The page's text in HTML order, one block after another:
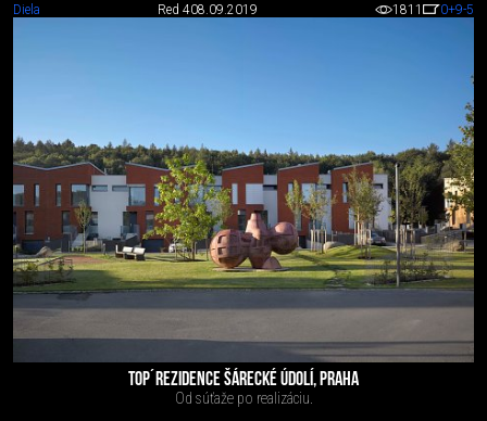
Diela Red 408.09.2019 1811 0+9-5
TOP´REZIDENCE ŠÁRECKÉ ÚDOLÍ, PRAHA
Od súťaže po realizáciu.